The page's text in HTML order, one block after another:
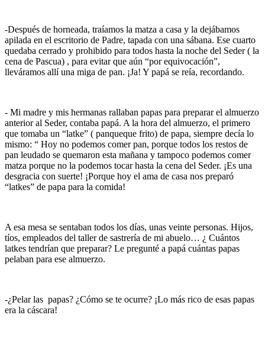
-Después de horneada, traíamos la matza a casa y la dejábamos
apilada en el escritorio de Padre, tapada con una sábana. Ese cuarto
quedaba cerrado y prohibido para todos hasta la noche del Seder ( la
cena de Pascua) , para evitar que aún “por equivocación”,
lleváramos allí una miga de pan. ¡Ja! Y papá se reía, recordando.
- Mi madre y mis hermanas rallaban papas para preparar el almuerzo
anterior al Seder, contaba papá. A la hora del almuerzo, el primero
que tomaba un “latke” ( panqueque frito) de papa, siempre decía lo
mismo: “ Hoy no podemos comer pan, porque todos los restos de
pan leudado se quemaron esta mañana y tampoco podemos comer
matza porque no la podemos tocar hasta la cena del Seder. ¡Es una
desgracia con suerte! ¡Porque hoy el ama de casa nos preparó
“latkes” de papa para la comida!
A esa mesa se sentaban todos los días, unas veinte personas. Hijos,
tíos, empleados del taller de sastrería de mi abuelo… ¿ Cuántos
latkes tendrían que preparar? Le pregunté a papá cuántas papas
pelaban para ese almuerzo.
-¿Pelar las papas? ¿Cómo se te ocurre? ¡Lo más rico de esas papas
era la cáscara!